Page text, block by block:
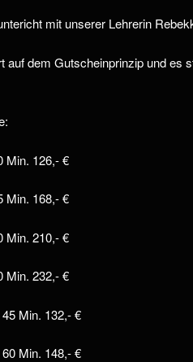
mit unserer Lehrerin
auf dem Gutscheinprinzip und es
Min. 126,- €
Min. 168,- €
Min. 210,- €
Min. 232,- €
Min. 132,- €
Min. 148,- €